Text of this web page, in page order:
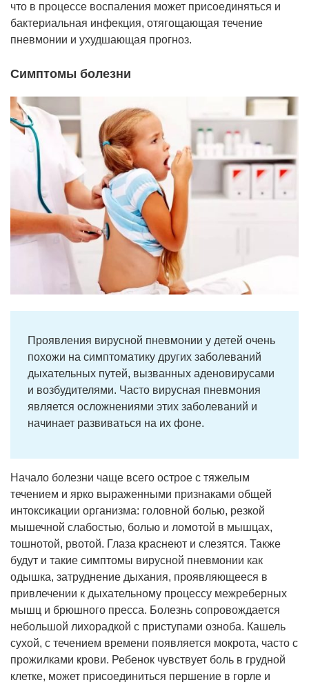
что в процессе воспаления может присоединяться и
бактериальная инфекция, отягощающая течение
пневмонии и ухудшающая прогноз.
Симптомы болезни
Проявления вирусной пневмонии у детей очень
похожи на симптоматику других заболеваний
дыхательных путей, вызванных аденовирусами
и возбудителями. Часто вирусная пневмония
является осложнениями этих заболеваний и
начинает развиваться на их фоне.
Начало болезни чаще всего острое с тяжелым
течением и ярко выраженными признаками общей
интоксикации организма: головной болью, резкой
мышечной слабостью, болью и ломотой в мышцах,
тошнотой, рвотой. Глаза краснеют и слезятся. Также
будут и такие симптомы вирусной пневмонии как
одышка, затруднение дыхания, проявляющееся в
привлечении к дыхательному процессу межреберных
мышц и брюшного пресса. Болезнь сопровождается
небольшой лихорадкой с приступами озноба. Кашель
сухой, с течением времени появляется мокрота, часто с
прожилками крови. Ребенок чувствует боль в грудной
клетке, может присоединиться першение в горле и